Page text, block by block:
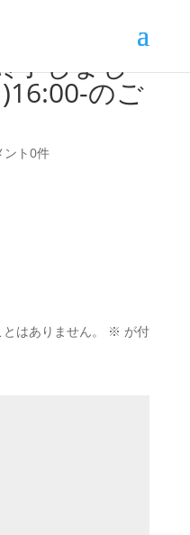
了しまし
のご
ント0件
はありません。 ※ が付